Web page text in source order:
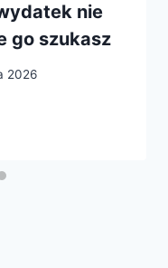
nie
go szukasz
2026